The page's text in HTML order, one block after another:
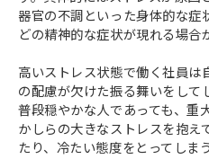
器官の不調といった身体的な症
どの精神的な症状が現れる場合
高いストレス状態で働く社員は
の配慮が欠けた振る舞いをして
普段穏やかな人であっても、重
かしらの大きなストレスを抱え
たり、冷たい態度をとってしま